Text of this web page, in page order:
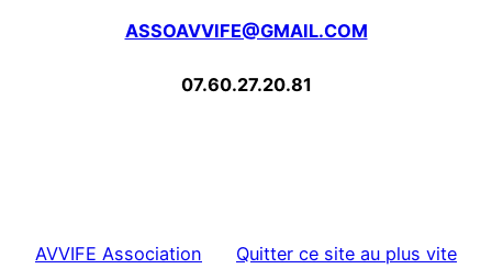
ASSOAVVIFE@GMAIL.COM
07.60.27.20.81
AVVIFE Association Quitter ce site au plus vite